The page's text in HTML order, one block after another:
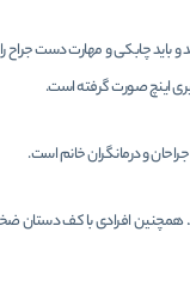
باید چابکی و مهارت دست جراح
اینچ صورت گرفته است.
همچنین افرادی با کف